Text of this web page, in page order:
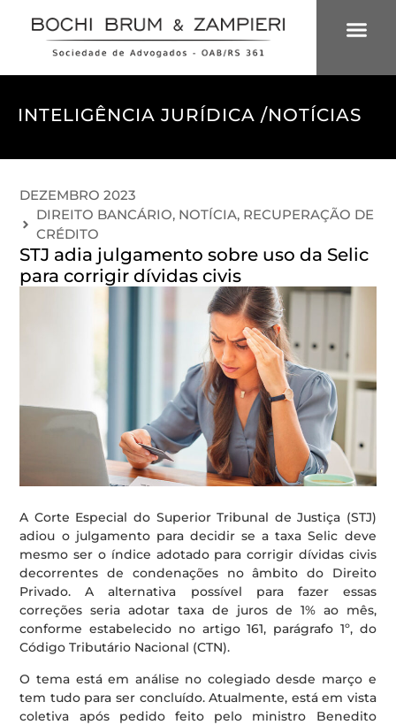
INTELIGÊNCIA JURÍDICA /NOTÍCIAS
DEZEMBRO 2023
DIREITO BANCÁRIO, NOTÍCIA, RECUPERAÇÃO DE
CRÉDITO
STJ adia julgamento sobre uso da Selic
para corrigir dívidas civis
A Corte Especial do Superior Tribunal de Justiça (STJ)
adiou o julgamento para decidir se a taxa Selic deve
mesmo ser o índice adotado para corrigir dívidas civis
decorrentes de condenações no âmbito do Direito
Privado. A alternativa possível para fazer essas
correções seria adotar taxa de juros de 1% ao mês,
conforme estabelecido no artigo 161, parágrafo 1º, do
Código Tributário Nacional (CTN).
O tema está em análise no colegiado desde março e
tem tudo para ser concluído. Atualmente, está em vista
coletiva após pedido feito pelo ministro Benedito